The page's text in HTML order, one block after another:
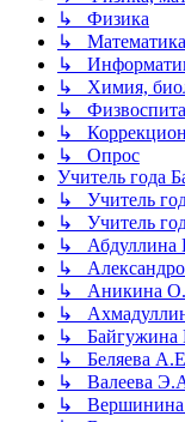
↳ Физика
↳ Математика
↳
↳ Химия,
↳
↳
↳ Опрос
Учитель года
↳ Учитель
↳ Учитель
↳ Абдуллина
↳
↳ Аникина
↳
↳ Байгужина
↳ Беляева
↳ Валеева
↳ Вершинина